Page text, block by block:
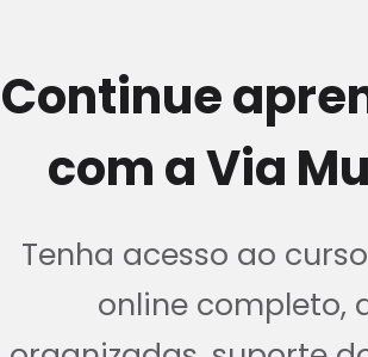
Continue
com a Via
Tenha acesso ao
online completo,